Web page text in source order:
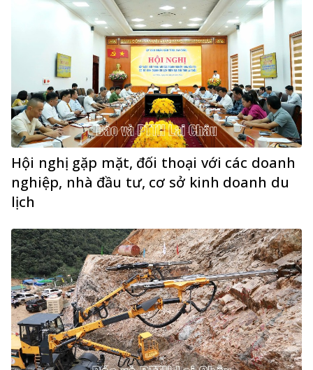
Hội nghị gặp mặt, đối thoại với các doanh
nghiệp, nhà đầu tư, cơ sở kinh doanh du
lịch